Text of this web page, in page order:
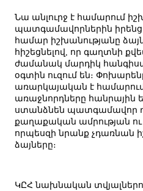
Նա անլուրջ է համարում
պատգամավորներին իրենց
համար իշխանությանը
հիշեցնելով, որ գաղտնի
ժամանակ մարդիկ
օգտին ուզում են։
առարկայական է
առաջնորդները հանրային
ստանձնեն պատգամավոր
քաղաքական ամրության ու
որպեսզի նրանք չդառնան
ձայները։
ԿԸՀ նախնական